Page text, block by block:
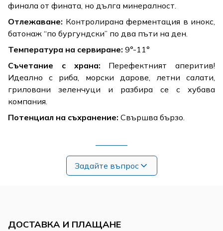
финала от фината, но дълга минералност.
Отлежаване: Контролирана ферментация в инокс,
батонаж “по бургундски” по два пъти на ден.
Температура на сервиране: 9°-11°
Съчетание с храна: Перефектният аперитив!
Идеално с риба, морски дарове, летни салати,
гриловани зеленчуци и разбира се с хубава
компания.
Потенциал на съхранение: Свършва бързо.
Задайте въпрос
ДОСТАВКА И ПЛАЩАНЕ